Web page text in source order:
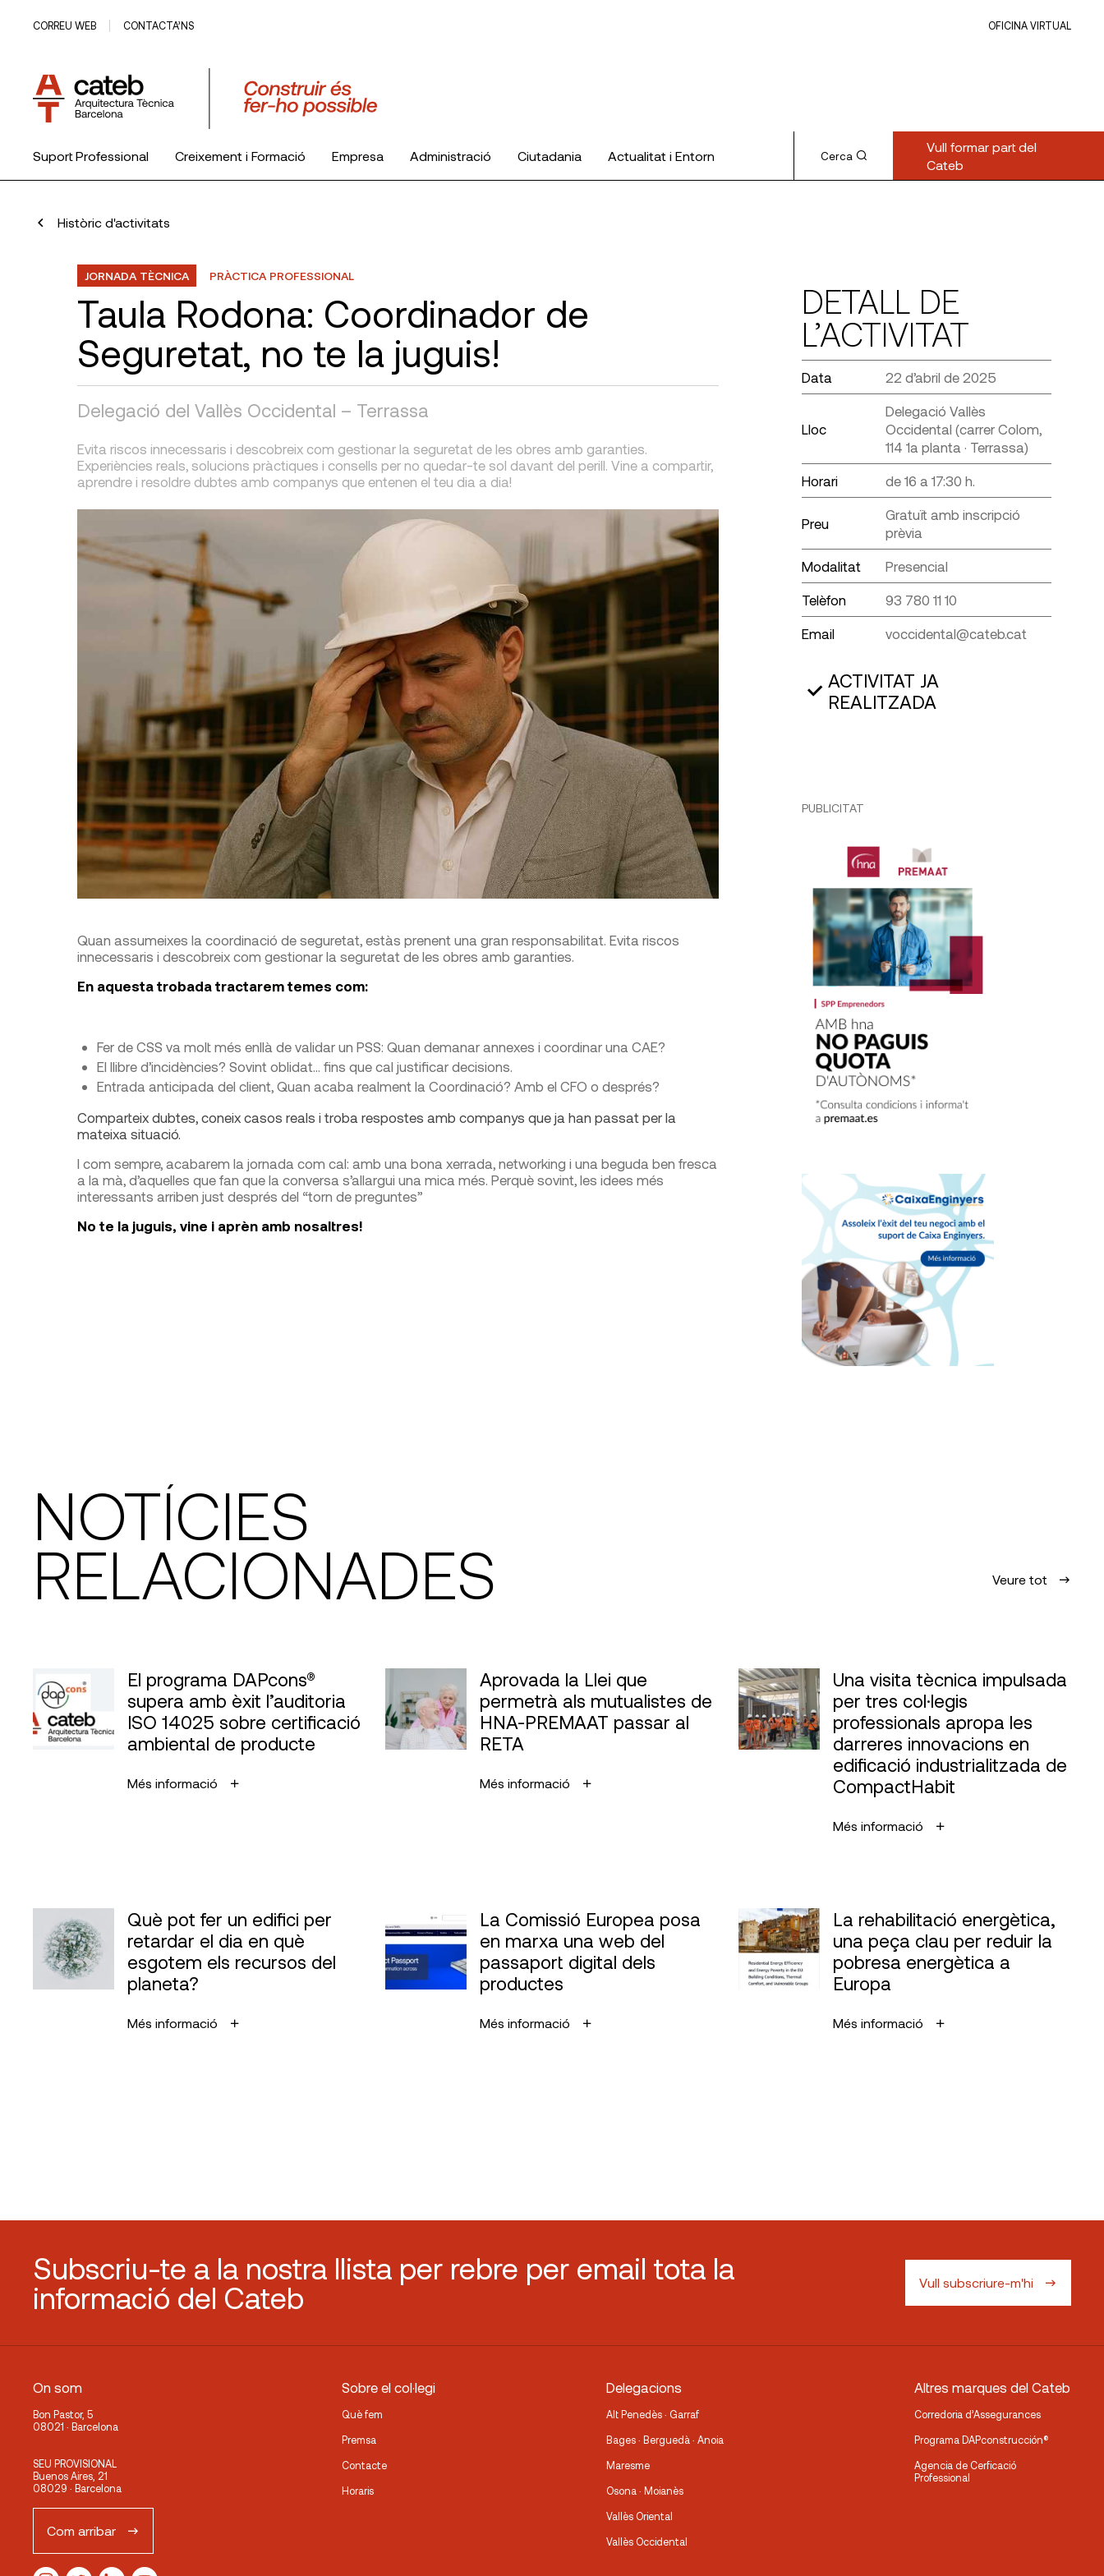
CORREU WEB CONTACTA’NS OFICINA VIRTUAL
Suport Professional Creixement i Formació Empresa Administració Ciutadania Actualitat i Entorn Cerca
Vull formar part del
Cateb
Històric d'activitats
JORNADA TÈCNICA PRÀCTICA PROFESSIONAL
Taula Rodona: Coordinador de
Seguretat, no te la juguis!
Delegació del Vallès Occidental – Terrassa
Evita riscos innecessaris i descobreix com gestionar la seguretat de les obres amb garanties.
Experiències reals, solucions pràctiques i consells per no quedar-te sol davant del perill. Vine a compartir,
aprendre i resoldre dubtes amb companys que entenen el teu dia a dia!
Quan assumeixes la coordinació de seguretat, estàs prenent una gran responsabilitat. Evita riscos
innecessaris i descobreix com gestionar la seguretat de les obres amb garanties.
En aquesta trobada tractarem temes com:
Fer de CSS va molt més enllà de validar un PSS: Quan demanar annexes i coordinar una CAE?
El llibre d’incidències? Sovint oblidat… fins que cal justificar decisions.
Entrada anticipada del client, Quan acaba realment la Coordinació? Amb el CFO o després?
Comparteix dubtes, coneix casos reals i troba respostes amb companys que ja han passat per la
mateixa situació.
I com sempre, acabarem la jornada com cal: amb una bona xerrada, networking i una beguda ben fresca
a la mà, d’aquelles que fan que la conversa s’allargui una mica més. Perquè sovint, les idees més
interessants arriben just després del “torn de preguntes”
No te la juguis, vine i aprèn amb nosaltres!
DETALL DE
L’ACTIVITAT
Data 22 d’abril de 2025
Lloc
Delegació Vallès
Occidental (carrer Colom,
114 1a planta · Terrassa)
Horari de 16 a 17:30 h.
Preu
Gratuït amb inscripció
prèvia
Modalitat Presencial
Telèfon 93 780 11 10
Email voccidental@cateb.cat
ACTIVITAT JA
REALITZADA
PUBLICITAT
NOTÍCIES
RELACIONADES Veure tot
El programa DAPcons®
supera amb èxit l’auditoria
ISO 14025 sobre certificació
ambiental de producte
Més informació
Aprovada la Llei que
permetrà als mutualistes de
HNA-PREMAAT passar al
RETA
Més informació
Una visita tècnica impulsada
per tres col·legis
professionals apropa les
darreres innovacions en
edificació industrialitzada de
CompactHabit
Més informació
Què pot fer un edifici per
retardar el dia en què
esgotem els recursos del
planeta?
Més informació
La Comissió Europea posa
en marxa una web del
passaport digital dels
productes
Més informació
La rehabilitació energètica,
una peça clau per reduir la
pobresa energètica a
Europa
Més informació
Subscriu-te a la nostra llista per rebre per email tota la
informació del Cateb
Vull subscriure-m'hi
On som
Bon Pastor, 5
08021 · Barcelona
SEU PROVISIONAL
Buenos Aires, 21
08029 · Barcelona
Com arribar
Sobre el col·legi
Què fem
Premsa
Contacte
Horaris
Delegacions
Alt Penedès · Garraf
Bages · Berguedà · Anoia
Maresme
Osona · Moianès
Vallès Oriental
Vallès Occidental
Altres marques del Cateb
Corredoria d’Assegurances
Programa DAPconstrucción®
Agencia de Cerficació
Professional